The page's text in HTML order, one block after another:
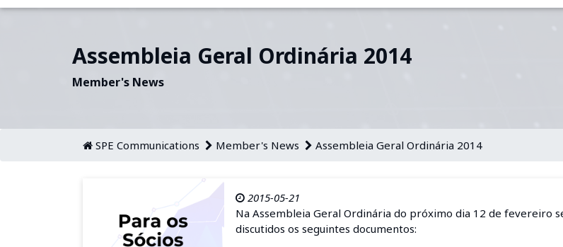
Assembleia Geral Ordinária 2014
Member's News
SPE Communications Member's News Assembleia Geral Ordinária 2014
2015-05-21
Na Assembleia Geral Ordinária do próximo dia 12 de fevereiro
discutidos os seguintes documentos: